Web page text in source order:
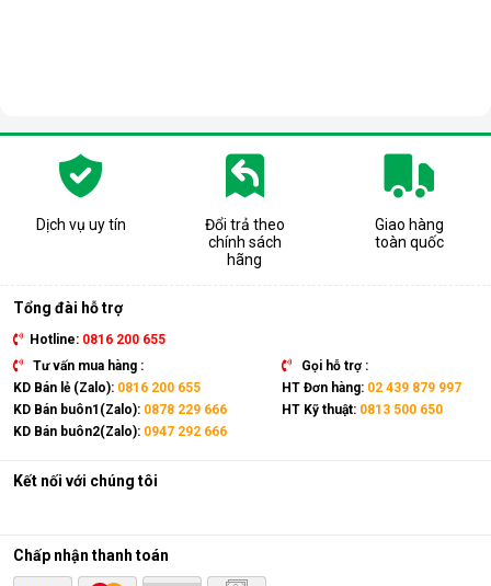
Dịch vụ uy tín
Đổi trả theo
chính sách
hãng
Giao hàng
toàn quốc
Tổng đài hỗ trợ
Hotline: 0816 200 655
Tư vấn mua hàng :
KD Bán lẻ (Zalo): 0816 200 655
KD Bán buôn1(Zalo): 0878 229 666
KD Bán buôn2(Zalo): 0947 292 666
Gọi hỗ trợ :
HT Đơn hàng: 02 439 879 997
HT Kỹ thuật: 0813 500 650
Kết nối với chúng tôi
Chấp nhận thanh toán